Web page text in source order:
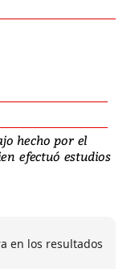
hecho por el
efectuó estudios
en los resultados